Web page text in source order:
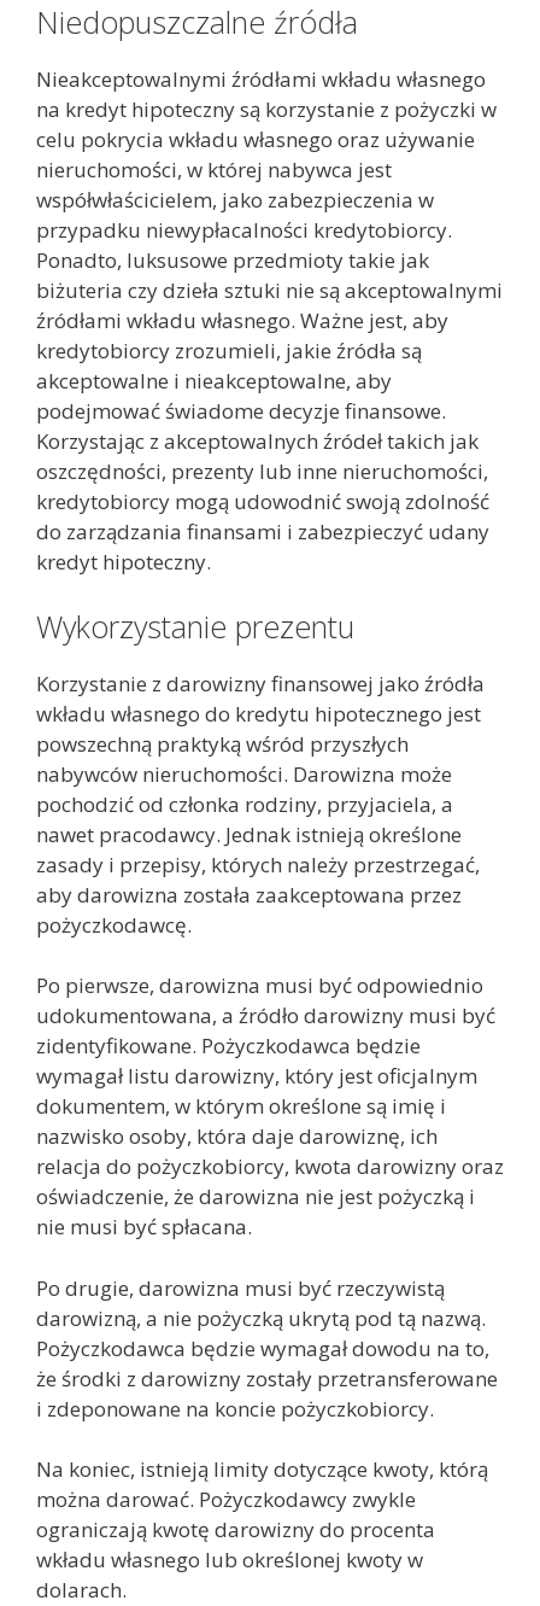
Niedopuszczalne źródła
Nieakceptowalnymi źródłami wkładu własnego
na kredyt hipoteczny są korzystanie z pożyczki w
celu pokrycia wkładu własnego oraz używanie
nieruchomości, w której nabywca jest
współwłaścicielem, jako zabezpieczenia w
przypadku niewypłacalności kredytobiorcy.
Ponadto, luksusowe przedmioty takie jak
biżuteria czy dzieła sztuki nie są akceptowalnymi
źródłami wkładu własnego. Ważne jest, aby
kredytobiorcy zrozumieli, jakie źródła są
akceptowalne i nieakceptowalne, aby
podejmować świadome decyzje finansowe.
Korzystając z akceptowalnych źródeł takich jak
oszczędności, prezenty lub inne nieruchomości,
kredytobiorcy mogą udowodnić swoją zdolność
do zarządzania finansami i zabezpieczyć udany
kredyt hipoteczny.
Wykorzystanie prezentu
Korzystanie z darowizny finansowej jako źródła
wkładu własnego do kredytu hipotecznego jest
powszechną praktyką wśród przyszłych
nabywców nieruchomości. Darowizna może
pochodzić od członka rodziny, przyjaciela, a
nawet pracodawcy. Jednak istnieją określone
zasady i przepisy, których należy przestrzegać,
aby darowizna została zaakceptowana przez
pożyczkodawcę.
Po pierwsze, darowizna musi być odpowiednio
udokumentowana, a źródło darowizny musi być
zidentyfikowane. Pożyczkodawca będzie
wymagał listu darowizny, który jest oficjalnym
dokumentem, w którym określone są imię i
nazwisko osoby, która daje darowiznę, ich
relacja do pożyczkobiorcy, kwota darowizny oraz
oświadczenie, że darowizna nie jest pożyczką i
nie musi być spłacana.
Po drugie, darowizna musi być rzeczywistą
darowizną, a nie pożyczką ukrytą pod tą nazwą.
Pożyczkodawca będzie wymagał dowodu na to,
że środki z darowizny zostały przetransferowane
i zdeponowane na koncie pożyczkobiorcy.
Na koniec, istnieją limity dotyczące kwoty, którą
można darować. Pożyczkodawcy zwykle
ograniczają kwotę darowizny do procenta
wkładu własnego lub określonej kwoty w
dolarach.